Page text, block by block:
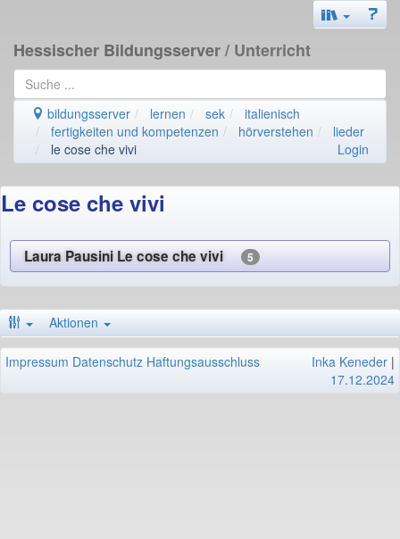
Hessischer Bildungsserver/ Unterricht
bildungsserver lernen sek
italienisch
fertigkeiten und kompetenzen
hörverstehen
lieder
le cose che vivi
Login
Le cose che vivi
Laura Pausini Le cose che vivi 5
Aktionen
Impressum Datenschutz Haftungsausschluss Inka Keneder |
17.12.2024